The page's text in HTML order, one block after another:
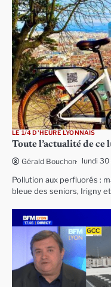
LE 1/4 D'HEURE LYONNAIS
Toute l’actualité de
Gérald Bouchon lundi
Pollution aux perfluorés :
bleue des seniors, Irigny et